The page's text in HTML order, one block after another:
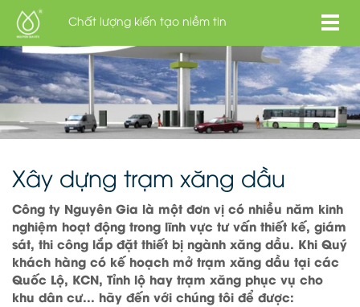
Chất lượng kiến tạo niềm tin
Xây dựng trạm xăng dầu
Công ty Nguyên Gia là một đơn vị có nhiều năm kinh
nghiệm hoạt động trong lĩnh vực tư vấn thiết kế, giám
sát, thi công lắp đặt thiết bị ngành xăng dầu. Khi Quý
khách hàng có kế hoạch mở trạm xăng dầu tại các
Quốc Lộ, KCN, Tỉnh lộ hay trạm xăng phục vụ cho
khu dân cư... hãy đến với chúng tôi để được: